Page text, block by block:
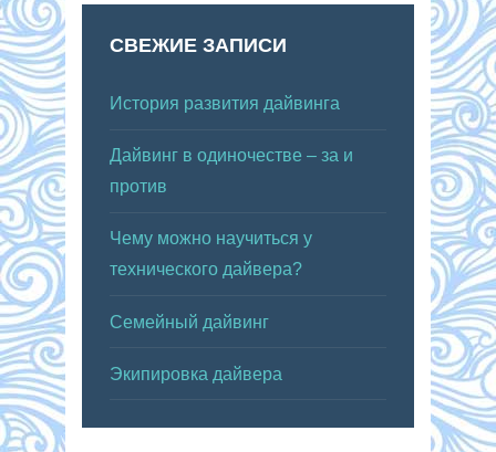
СВЕЖИЕ ЗАПИСИ
История развития дайвинга
Дайвинг в одиночестве – за и
против
Чему можно научиться у
технического дайвера?
Семейный дайвинг
Экипировка дайвера